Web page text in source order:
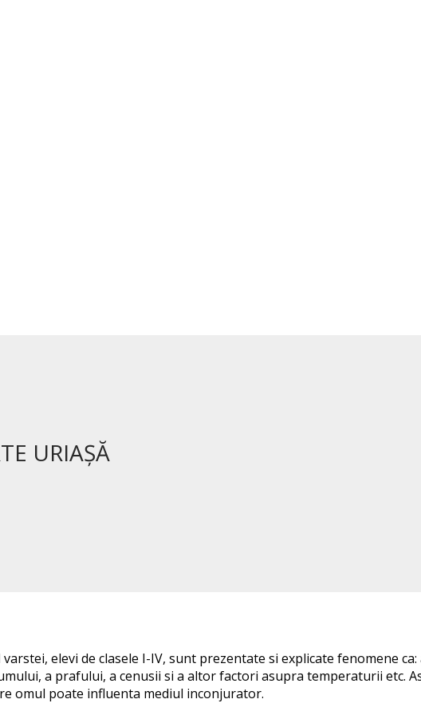
URIAŞĂ
elevi de clasele I-IV, sunt prezentate si explicate fenomene
a prafului, a cenusii si a altor factori asupra temperaturii etc.
omul poate influenta mediul inconjurator.